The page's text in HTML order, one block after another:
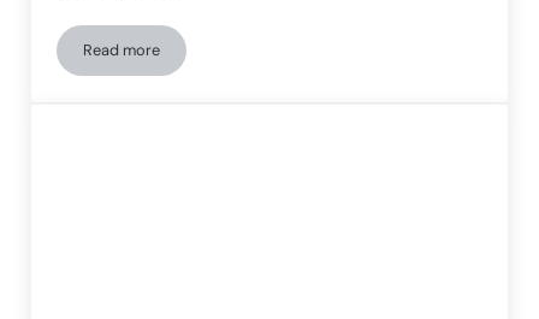
Read moreEstrategias y Terapias para déficits en cognición social en